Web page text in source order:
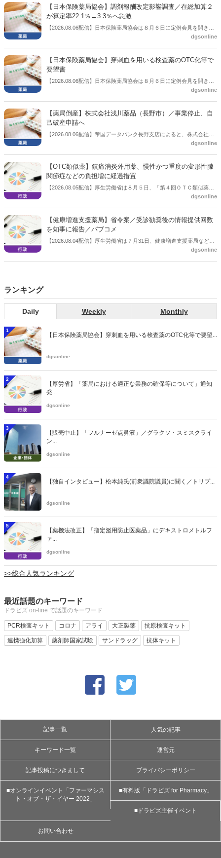
【日本保険薬局協会】調剤報酬改定影響調査／在総加算２
が算定率22.1％→3.3％へ急激
【2026.08.06配信】日本保険薬局協会は８月６日に定例会見を開き、
「令和８年度調剤報酬改定に係る保険薬局への影響」の調査結果を公
3.3％へ大きく低下した。
dgsonline
【日本保険薬局協会】穿刺血を用いる検査薬のOTC化等で
要望書
【2026.08.06配信】日本保険薬局協会は８月６日に定例会見を開き、
「穿刺血を用いる検査薬のOTC化等に関する要望書」を厚生労働省 医
dgsonline
【薬局倒産】株式会社浅川薬品（長野市）／事業停止、自
己破産申請へ
【2026.08.06配信】帝国データバンク長野支店によると、株式会社浅
川薬品（長野市）は7月31日に事業を停止し、自己破産申請の準備に
dgsonline
【OTC類似薬】鎮痛消炎外用薬、慢性かつ重度の変形性膝
関節症などの負担増に経過措置
【2026.08.05配信】厚生労働省は８月５日、「第４回ＯＴＣ類似薬の
保険給付の見直しの実施に向けた技術的検討会」を開催。「中間とり
会等に報告し、令和８年秋頃を目途に結論を得る予定。
dgsonline
【健康増進支援薬局】省令案／受診勧奨後の情報提供回数
を知事に報告／パブコメ
【2026.08.04配信】厚生労働省は７月31日、健康増進支援薬局などに
関する省令案を示し、パブコメを開始した。受診勧奨を行った後に、
dgsonline
ランキング
Daily Weekly Monthly
1
【日本保険薬局協会】穿刺血を用いる検査薬のOTC化等で要望...
dgsonline
2
【厚労省】「薬局における適正な業務の確保等について」通知
発...
dgsonline
3
【販売中止】「フルナーゼ点鼻液」／グラクソ・スミスクライ
ン...
dgsonline
4
【独自インタビュー】松本純氏(前衆議院議員)に聞く／トリプ...
dgsonline
5
【薬機法改正】「指定濫用防止医薬品」にデキストロメトルフ
ァ...
dgsonline
>>総合人気ランキング
最近話題のキーワード
ドラビズ on-line で話題のキーワード
PCR検査キット コロナ アライ 大正製薬 抗原検査キット
連携強化加算 薬剤師国家試験 サンドラッグ 抗体キット
記事一覧 人気の記事
キーワード一覧 運営元
記事投稿につきまして プライバシーポリシー
■オンラインイベント「ファーマシス
ト・オブ・ザ・イヤー 2022」
■有料版「ドラビズ for Pharmacy」
■ドラビズ主催イベント
お問い合わせ